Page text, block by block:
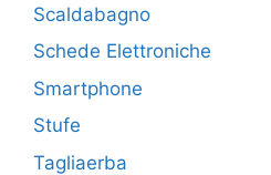
Scaldabagno
Schede Elettroniche
Smartphone
Stufe
Tagliaerba